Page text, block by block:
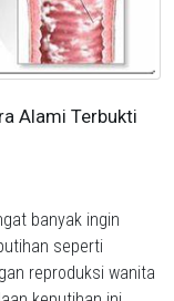
Alami Terbukti
banyak ingin
seperti
reproduksi wanita